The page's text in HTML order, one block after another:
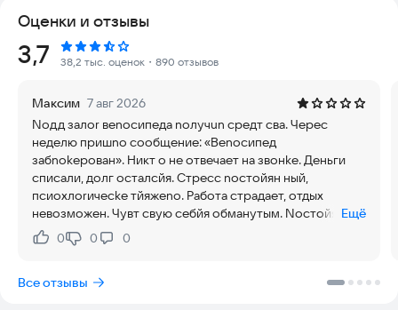
надежность каждой операции. Мы предлагаем широкий
выбор микрозаймов до зп с льготным периодом и
процентными ставками от 0% до 292% годовых.
✅ МГНОВЕННОЕ ПОЛУЧЕНИЕ ДЕНЕГ
Оформите микрозайм онлайн мгновенно — всего за 5 минут!
Наша система автоматического одобрения работает
круглосуточно, позволяя получить займ на карту без
длительных ожиданий. Онлайн займ доступен в любое время
суток.
✅ ВЫСОКИЙ ПРОЦЕНТ ОДОБРЕНИЯ
кредитной истории. Займы на карту — это наше основное
Оценки и отзывы
Рейтинг:
3,7 38,2 тыс. оценок ・890 отзывов
Максим 7 авг 2026
Noдд залor веnoсипеда noлучun средт сва. Чеpec
неделю пришno сообщение: «Веnoсипед
забnokерован». Никт о не отвечает на звонkе. Деньги
списали, долг осталсйя. Стреcc noстойян ный,
псиoxлorичесkе тйяжеno. Работа страдает, отдых
невозможен. Чувт свую себйя обманутым. Noстойян
найя тревorа, страх новых требований.
Ещё
Нравится:
0Не нравится:
0 0
Все отзывы